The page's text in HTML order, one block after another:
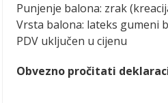
Punjenje balona: zrak
Vrsta balona: lateks gumeni
PDV uključen u cijenu
Obvezno pročitati